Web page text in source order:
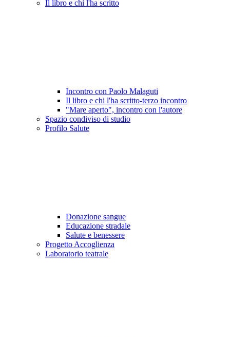
Il libro e chi l'ha scritto
Incontro con Paolo Malaguti
Il libro e chi l'ha scritto-terzo incontro
"Mare aperto", incontro con l'autore
Spazio condiviso di studio
Profilo Salute
Donazione sangue
Educazione stradale
Salute e benessere
Progetto Accoglienza
Laboratorio teatrale